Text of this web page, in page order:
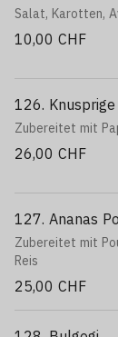
Salat, Karotten,
10,00 CHF
126.
Zubereitet mit
26,00 CHF
127. Ananas
Zubereitet mit
Reis
25,00 CHF